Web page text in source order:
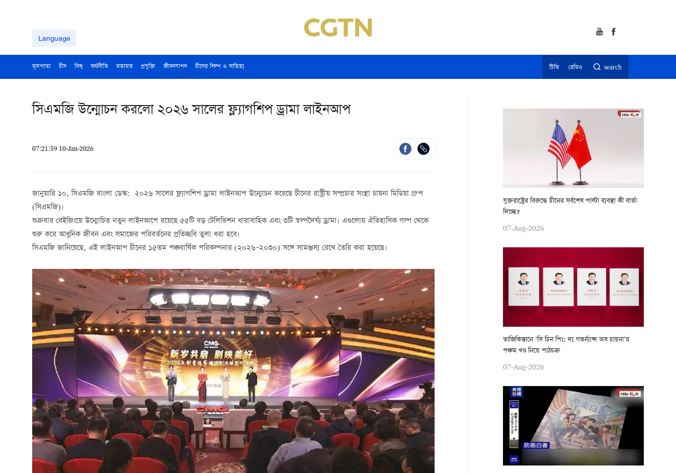
Language
মূলপাতা চীন বিশ্ব অর্থনীতি মতামত প্রযুক্তি জীবনযাপন চীনের শিল্প ও সাহিত্য টিভি রেডিও search
সিএমজি উন্মোচন করলো ২০২৬ সালের ফ্ল্যাগশিপ ড্রামা লাইনআপ
07:21:59 10-Jan-2026
জানুয়ারি ১০, সিএমজি বাংলা ডেস্ক: ২০২৬ সালের ফ্ল্যাগশিপ ড্রামা লাইনআপ উন্মোচন করেছে চীনের রাষ্ট্রীয় সম্প্রচার সংস্থাচায়না মিডিয়া গ্রুপ
(সিএমজি)।
শুক্রবার বেইজিংয়ে উন্মোচিত নতুন লাইনআপে রয়েছে৫৫টি বড় টেলিভিশন ধারাবাহিকএবং৩টি স্বল্পদৈর্ঘ্য ড্রামা। এগুলোয় ঐতিহাসিক গল্প থেকে
শুরু করে আধুনিক জীবন এবং সমাজের পরিবর্তনের প্রতিচ্ছবি তুলা ধরা হবে।
সিএমজি জানিয়েছে, এই লাইনআপচীনের ১৫তম পঞ্চবার্ষিক পরিকল্পনার(২০২৬–২০৩০) সঙ্গে সামঞ্জস্য রেখে তৈরি করা হয়েছে।
যুক্তরাষ্ট্রের বিরুদ্ধে চীনের সর্বশেষ পাল্টা ব্যবস্থা কী বার্তা
দিচ্ছে?
07-Aug-2026
তাজিকিস্তানে ‘সি চিন পিং: দ্য গভর্ন্যান্স অব চায়না’র
পঞ্চম খণ্ড নিয়ে পাঠচক্র
07-Aug-2026